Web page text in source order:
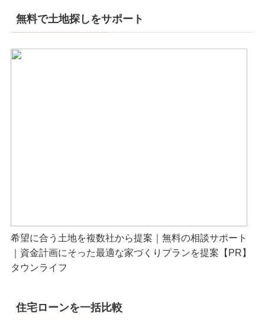
無料で土地探しをサポート
希望に合う土地を複数社から提案｜無料の相談サポート
｜資金計画にそった最適な家づくりプランを提案【PR】
タウンライフ
住宅ローンを一括比較